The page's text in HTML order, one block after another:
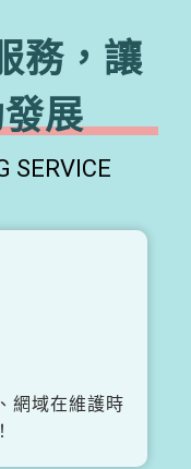
務，讓
展
SERVICE
網域在維護時